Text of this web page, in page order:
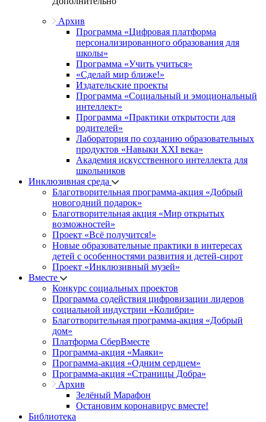
Архив
Программа «Цифровая платформа
персонализированного образования для
школы»
Программа «Учить учиться»
«Сделай мир ближе!»
Издательские проекты
Программа «Социальный и эмоциональный
интеллект»
Программа «Практики открытости для
родителей»
Лаборатория по созданию образовательных
продуктов «Навыки XXI века»
Академия искусственного интеллекта для
школьников
Инклюзивная среда
Благотворительная программа-акция «Добрый
новогодний подарок»
Благотворительная акция «Мир открытых
возможностей»
Проект «Всё получится!»
Новые образовательные практики в интересах
детей с особенностями развития и детей-сирот
Проект «Инклюзивный музей»
Вместе
Конкурс социальных проектов
Программа содействия цифровизации лидеров
социальной индустрии «Колибри»
Благотворительная программа-акция «Добрый
дом»
Платформа СберВместе
Программа-акция «Маяки»
Программа-акция «Одним сердцем»
Программа-акция «Страницы Добра»
Архив
Зелёный Марафон
Остановим коронавирус вместе!
Библиотека